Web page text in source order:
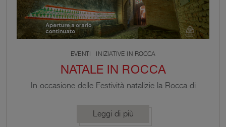
EVENTI INIZIATIVE IN ROCCA
NATALE IN ROCCA
In occasione delle Festività natalizie la Rocca di
Cappella Contrari ad orario continuato dalle 11.00
alle 18.00.
Leggi di più